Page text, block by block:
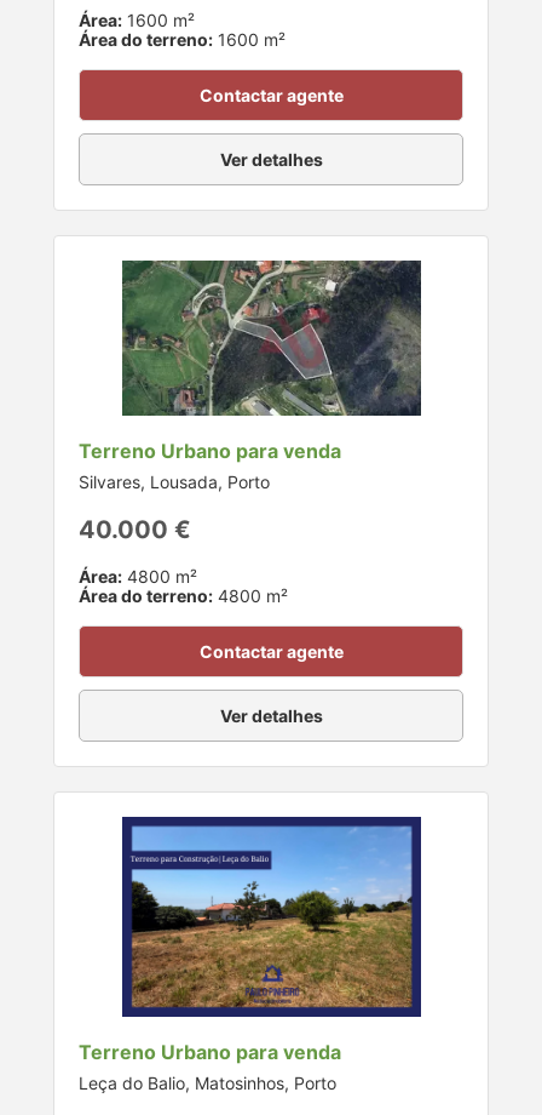
Área: 1600 m²
Área do terreno: 1600 m²
Contactar agente
Ver detalhes
Terreno Urbano para venda
Silvares, Lousada, Porto
40.000 €
Área: 4800 m²
Área do terreno: 4800 m²
Contactar agente
Ver detalhes
Terreno Urbano para venda
Leça do Balio, Matosinhos, Porto